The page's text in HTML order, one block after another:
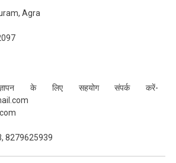
Agra
के लिए सहयोग संपर्क करें-
8279625939